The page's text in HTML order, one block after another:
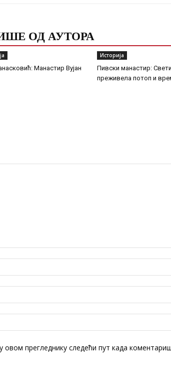
ОД АУТОРА
Манастир Вујан
Историја
Пивски манастир:
преживела потоп и
овом прегледнику следећи пут када